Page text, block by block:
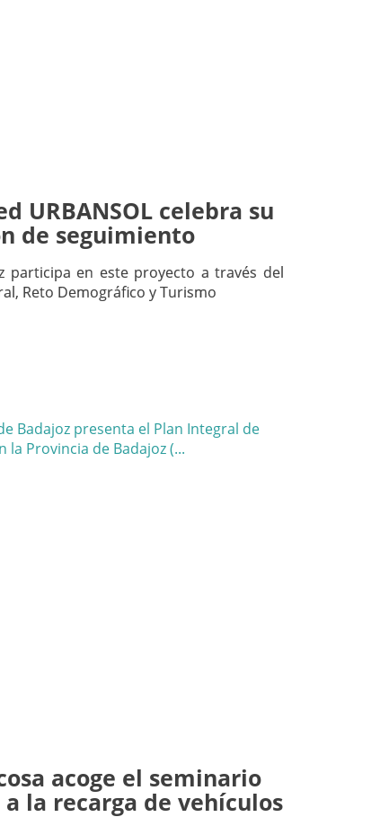
URBANSOL celebra su
de seguimiento
participa en este proyecto a través del
Reto Demográfico y Turismo
acoge el seminario
la recarga de vehículos